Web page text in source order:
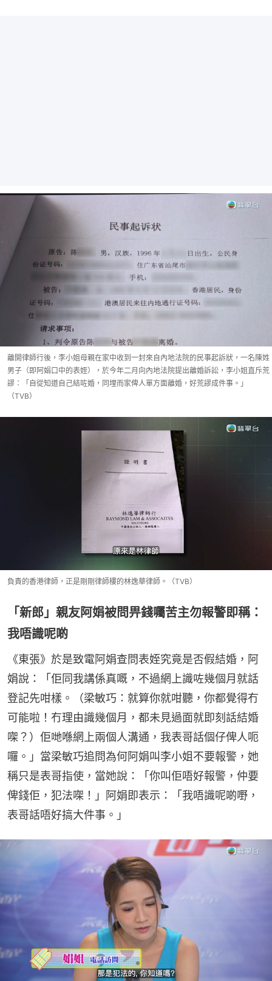
離開律師行後，李小姐母親在家中收到一封來自內地法院的民事起訴狀，一名陳姓
男子（即阿娟口中的表姪），於今年二月向內地法院提出離婚訴訟，李小姐直斥荒
謬：「自從知道自己結咗婚，同埋而家俾人單方面離婚，好荒謬成件事。」
（TVB）
負責的香港律師，正是剛剛律師樓的林逸華律師。（TVB）
「新郎」親友阿娟被問畀錢囑苦主勿報警即稱：
我唔識呢啲
《東張》於是致電阿娟查問表姪究竟是否假結婚，阿
娟說：「佢同我講係真嘅，不過網上識咗幾個月就話
登記先咁樣。（梁敏巧：就算你就咁聽，你都覺得冇
可能啦！冇理由識幾個月，都未見過面就即刻話結婚
㗎？）佢哋喺網上兩個人溝通，我表哥話個仔俾人呃
囉。」當梁敏巧追問為何阿娟叫李小姐不要報警，她
稱只是表哥指使，當她說：「你叫佢唔好報警，仲要
俾錢佢，犯法㗎！」阿娟即表示：「我唔識呢啲嘢，
表哥話唔好搞大件事。」